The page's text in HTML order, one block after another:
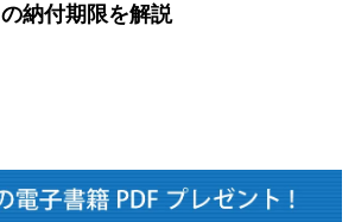
の納付期限を解説